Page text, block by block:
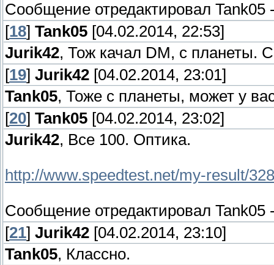
Сообщение отредактировал Tank05
[18] Tank05 [04.02.2014, 22:53]
Jurik42, Тож качал DM, с планеты.
[19] Jurik42 [04.02.2014, 23:01]
Tank05, Тоже с планеты, может у
[20] Tank05 [04.02.2014, 23:02]
Jurik42, Все 100. Оптика.
http://www.speedtest.net/my-result/
Сообщение отредактировал Tank05
[21] Jurik42 [04.02.2014, 23:10]
Tank05, Классно.